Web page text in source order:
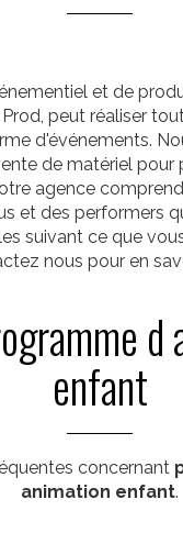
et de
peut réaliser
d'événements.
de matériel pour
agence
et des performers
suivant ce que
nous pour en
enfant
concernant
animation enfant.